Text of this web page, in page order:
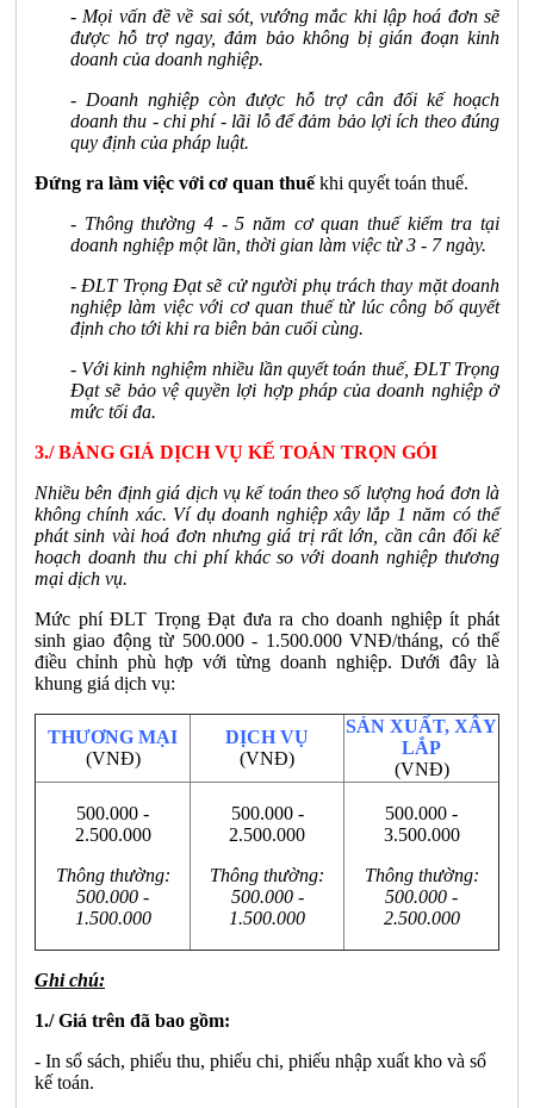
- Mọi vấn đề về sai sót, vướng mắc khi lập hoá đơn sẽ
được hỗ trợ ngay, đảm bảo không bị gián đoạn kinh
doanh của doanh nghiệp.
- Doanh nghiệp còn được hỗ trợ cân đối kế hoạch
doanh thu - chi phí - lãi lỗ để đảm bảo lợi ích theo đúng
quy định của pháp luật.
Đứng ra làm việc với cơ quan thuếkhi quyết toán thuế.
- Thông thường 4 - 5 năm cơ quan thuế kiểm tra tại
doanh nghiệp một lần, thời gian làm việc từ 3 - 7 ngày.
- ĐLT Trọng Đạt sẽ cử người phụ trách thay mặt doanh
nghiệp làm việc với cơ quan thuế từ lúc công bố quyết
định cho tới khi ra biên bản cuối cùng.
- Với kinh nghiệm nhiều lần quyết toán thuế, ĐLT Trọng
Đạt sẽ bảo vệ quyền lợi hợp pháp của doanh nghiệp ở
mức tối đa.
3./ BẢNG GIÁ DỊCH VỤ KẾ TOÁN TRỌN GÓI
Nhiều bên định giá dịch vụ kế toán theo số lượng hoá đơn là
không chính xác. Ví dụ doanh nghiệp xây lắp 1 năm có thể
phát sinh vài hoá đơn nhưng giá trị rất lớn, cần cân đối kế
hoạch doanh thu chi phí khác so với doanh nghiệp thương
mại dịch vụ.
Mức phí ĐLT Trọng Đạt đưa ra cho doanh nghiệp ít phát
sinh giao động từ 500.000 - 1.500.000 VNĐ/tháng, có thể
điều chỉnh phù hợp với từng doanh nghiệp. Dưới đây là
khung giá dịch vụ:
THƯƠNG MẠI
(VNĐ)
DỊCH VỤ
(VNĐ)
SẢN XUẤT, XÂY
LẮP
(VNĐ)
500.000 -
2.500.000
Thông thường:
500.000 -
1.500.000
500.000 -
2.500.000
Thông thường:
500.000 -
1.500.000
500.000 -
3.500.000
Thông thường:
500.000 -
2.500.000
Ghi chú:
1./ Giá trên đã bao gồm:
- In sổ sách, phiếu thu, phiếu chi, phiếu nhập xuất kho và sổ
kế toán.